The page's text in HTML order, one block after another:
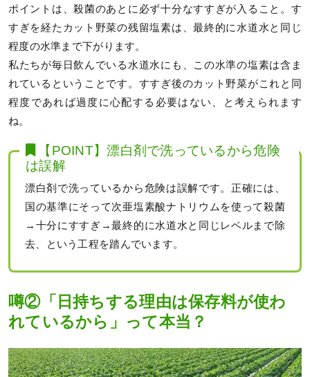
ポイントは、殺菌のあとに必ず十分なすすぎが入ること。す
すぎを経たカット野菜の残留塩素は、最終的に水道水と同じ
程度の水準まで下がります。
私たちが毎日飲んでいる水道水にも、この水準の塩素は含ま
れているということです。すすぎ後のカット野菜がこれと同
程度であれば過度に心配する必要はない、と考えられます
ね。
【POINT】漂白剤で洗っているから危険
は誤解
漂白剤で洗っているから危険は誤解です。正確には、
国の基準にそって次亜塩素酸ナトリウムを使って殺菌
→十分にすすぎ→最終的に水道水と同じレベルまで除
去、という工程を踏んでいます。
噂②「日持ちする理由は保存料が使わ
れているから」って本当？